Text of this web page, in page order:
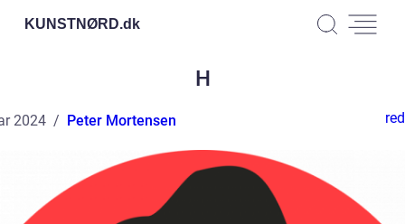
KUNSTNØRD.dk
H
2024 Peter Mortensen